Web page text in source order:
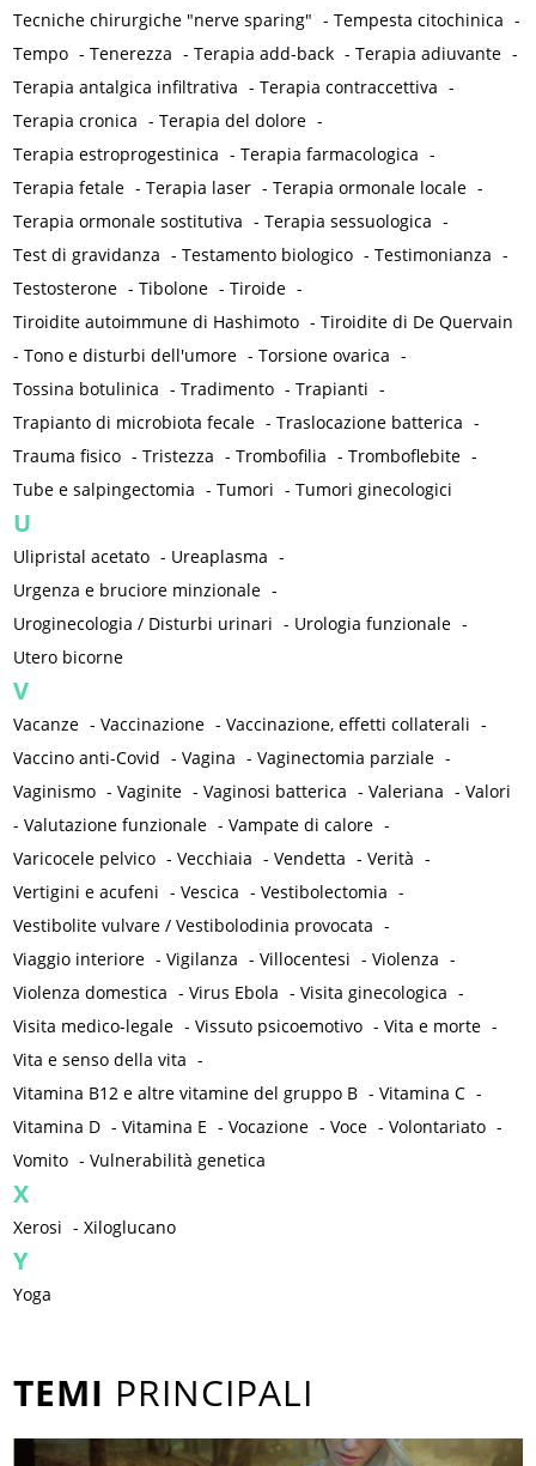
Tecniche chirurgiche "nerve sparing" -Tempesta citochinica -
Tempo -Tenerezza -Terapia add-back -Terapia adiuvante -
Terapia antalgica infiltrativa -Terapia contraccettiva -
Terapia cronica -Terapia del dolore -
Terapia estroprogestinica -Terapia farmacologica -
Terapia fetale -Terapia laser -Terapia ormonale locale -
Terapia ormonale sostitutiva -Terapia sessuologica -
Test di gravidanza -Testamento biologico -Testimonianza -
Testosterone -Tibolone -Tiroide -
Tiroidite autoimmune di Hashimoto -Tiroidite di De Quervain
-Tono e disturbi dell'umore -Torsione ovarica -
Tossina botulinica -Tradimento -Trapianti -
Trapianto di microbiota fecale -Traslocazione batterica -
Trauma fisico -Tristezza -Trombofilia -Tromboflebite -
Tube e salpingectomia -Tumori -Tumori ginecologici
U
Ulipristal acetato - Ureaplasma -
Urgenza e bruciore minzionale -
Uroginecologia / Disturbi urinari - Urologia funzionale -
Utero bicorne
V
Vacanze -Vaccinazione -Vaccinazione, effetti collaterali -
Vaccino anti-Covid -Vagina -Vaginectomia parziale -
Vaginismo -Vaginite -Vaginosi batterica -Valeriana -Valori
-Valutazione funzionale -Vampate di calore -
Varicocele pelvico -Vecchiaia -Vendetta -Verità -
Vertigini e acufeni -Vescica -Vestibolectomia -
Vestibolite vulvare / Vestibolodinia provocata -
Viaggio interiore -Vigilanza -Villocentesi -Violenza -
Violenza domestica -Virus Ebola -Visita ginecologica -
Visita medico-legale -Vissuto psicoemotivo -Vita e morte -
Vita e senso della vita -
Vitamina B12 e altre vitamine del gruppo B -Vitamina C -
Vitamina D -Vitamina E -Vocazione -Voce -Volontariato -
Vomito -Vulnerabilità genetica
X
Xerosi -Xiloglucano
Y
Yoga
TEMI PRINCIPALI